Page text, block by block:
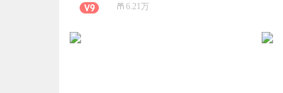
6.21万